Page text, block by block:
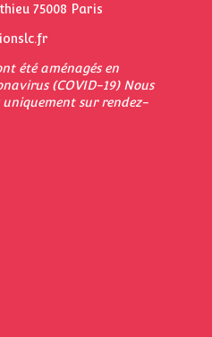
75008 Paris
été aménagés en
(COVID-19) Nous
uniquement sur rendez-